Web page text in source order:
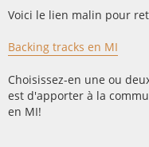
s
g
e
Voici le lien malin pour
Backing tracks en MI
Choisissez-en une ou
est d'apporter à la
en MI!